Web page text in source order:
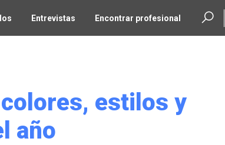
Entrevistas Encontrar profesional
estilos y
año